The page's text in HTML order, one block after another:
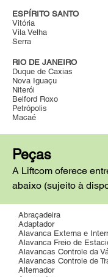
ESPÍRITO SANTO
Vitória
Vila Velha
Serra
RIO DE JANEIRO
Duque de Caxias
Nova Iguaçu
Niterói
Belford Roxo
Petrópolis
Macaé
Peças
A Liftcom oferece
abaixo (sujeito à
Abraçadeira
Adaptador
Alavanca Externa e
Alavanca Freio de
Alavancas Controle da
Alavancas Controle de
Alternador